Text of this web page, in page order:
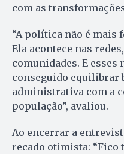
com as
“A política não é mais
Ela acontece nas
comunidades. E esses
conseguido equilibrar
administrativa com a
população”, avaliou.
Ao encerrar a
recado otimista: “Fico